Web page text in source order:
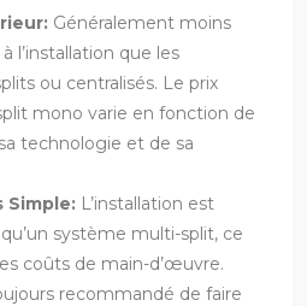
Généralement moins
l’installation que les
ou centralisés. Le prix
mono varie en fonction de
technologie et de sa
Simple: L’installation est
système multi-split, ce
coûts de main-d’œuvre.
recommandé de faire